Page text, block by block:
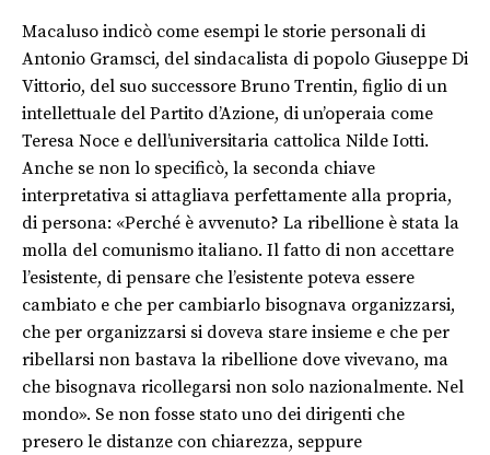
Macaluso indicò come esempi le storie personali di
Antonio Gramsci, del sindacalista di popolo Giuseppe Di
Vittorio, del suo successore Bruno Trentin, figlio di un
intellettuale del Partito d’Azione, di un’operaia come
Teresa Noce e dell’universitaria cattolica Nilde Iotti.
Anche se non lo specificò, la seconda chiave
interpretativa si attagliava perfettamente alla propria,
di persona: «Perché è avvenuto? La ribellione è stata la
molla del comunismo italiano. Il fatto di non accettare
l’esistente, di pensare che l’esistente poteva essere
cambiato e che per cambiarlo bisognava organizzarsi,
che per organizzarsi si doveva stare insieme e che per
ribellarsi non bastava la ribellione dove vivevano, ma
che bisognava ricollegarsi non solo nazionalmente. Nel
mondo». Se non fosse stato uno dei dirigenti che
presero le distanze con chiarezza, seppure